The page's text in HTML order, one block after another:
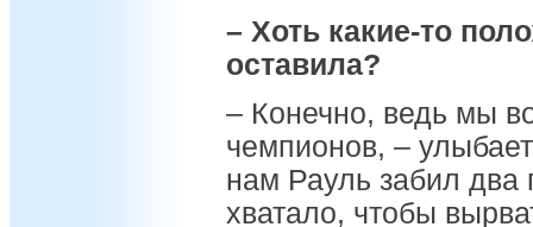
– Хоть какие-то
оставила?
– Конечно, ведь мы
чемпионов, –
нам Рауль забил два
хватало, чтобы